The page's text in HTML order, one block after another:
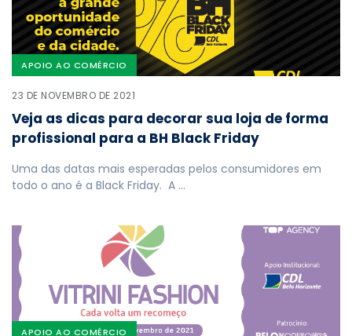
APOIO AO COMÉRCIO
23 DE NOVEMBRO DE 2021
Veja as dicas para decorar sua loja de forma
profissional para a BH Black Friday
Uma das datas mais esperadas pelos consumidores em
todo o ano é a Black Friday. A …
APOIO AO COMÉRCIO